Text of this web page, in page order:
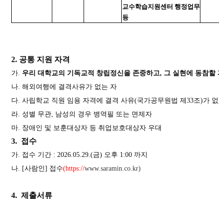
교수학습지원센터 행정업무
등
2. 공통 지원 자격
가. 우리 대학교의 기독교적 창립정신을 존중하고, 그 실현에 동참할
나.해외여행에 결격사유가 없는 자
다.사립학교 직원 임용 자격에 결격 사유(국가공무원법 제33조)가
라. 성별 무관, 남성의 경우 병역필 또는 면제자
마. 장애인 및 보훈대상자 등 취업보호대상자 우대
3. 접수
가. 접수 기간 : 2026.05.29.(금) 오후 1:00 까지
나. [사람인] 접수(https://www.saramin.co.kr)
4.제출서류